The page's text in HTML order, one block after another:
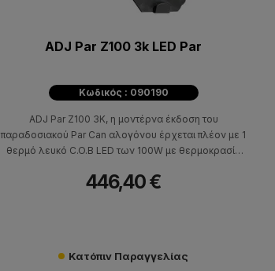
ADJ Par Z100 3k LED Par
Κωδικός : 090190
ADJ Par Z100 3K, η μοντέρνα έκδοση του
παραδοσιακού Par Can αλογόνου έρχεται πλέον με 1
θερμό λευκό C.O.B LED των 100W με θερμοκρασία
επιλογές γωνίας δέσμης που αλλάζουν χειροκίνητα
446,40 €
Κατόπιν Παραγγελίας